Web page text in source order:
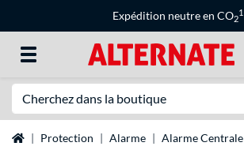
Expédition neutre en CO2
1
Page d'accueil
Protection Alarme Alarme Centrale